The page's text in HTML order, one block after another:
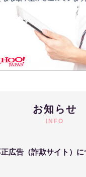
お知らせ
INFO
正広告（詐欺サイト）に